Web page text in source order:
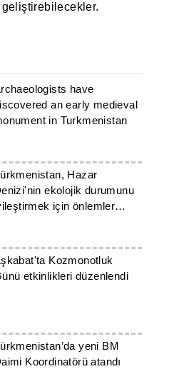
have
an early medieval
in Turkmenistan
Hazar
ekolojik durumunu
için önlemler
Kozmonotluk
etkinlikleri düzenlendi
yeni BM
Koordinatörü atandı